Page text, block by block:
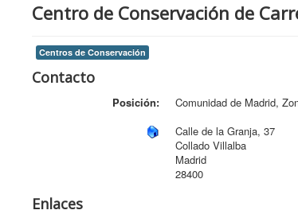
Centro de Conservación de
Centros de Conservación
Contacto
Posición:
Comunidad de Madrid,
Calle de la Granja, 37
Collado Villalba
Madrid
28400
Enlaces